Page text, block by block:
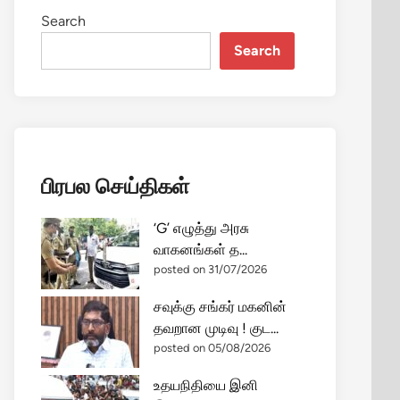
Search
Search
பிரபல செய்திகள்
‘G’ எழுத்து அரசு
வாகனங்கள் த...
posted on 31/07/2026
சவுக்கு சங்கர் மகனின்
தவறான முடிவு ! குட...
posted on 05/08/2026
உதயநிதியை இனி